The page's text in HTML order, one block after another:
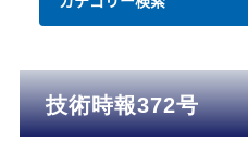
技術時報372号